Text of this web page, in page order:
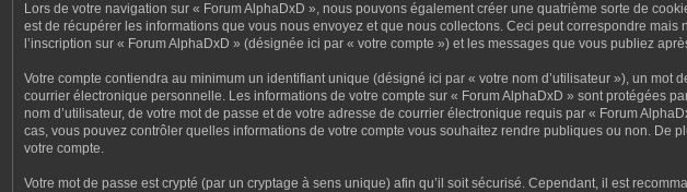
Lors de votre navigation sur « Forum AlphaDxD », nous pouvons également créer une quatrième sorte de
est de récupérer les informations que vous nous envoyez et que nous collectons. Ceci peut correspondre
l’inscription sur « Forum AlphaDxD » (désignée ici par « votre compte ») et les messages que vous publiez
Votre compte contiendra au minimum un identifiant unique (désigné ici par « votre nom d’utilisateur »), un
courrier électronique personnelle. Les informations de votre compte sur « Forum AlphaDxD » sont protégées
nom d’utilisateur, de votre mot de passe et de votre adresse de courrier électronique requis par « Forum
cas, vous pouvez contrôler quelles informations de votre compte vous souhaitez rendre publiques ou non.
votre compte.
Votre mot de passe est crypté (par un cryptage à sens unique) afin qu’il soit sécurisé. Cependant, il est